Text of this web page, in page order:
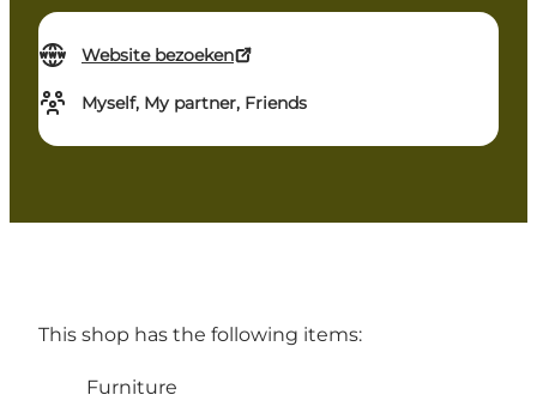
Website bezoeken
Myself, My partner, Friends
This shop has the following items:
Furniture